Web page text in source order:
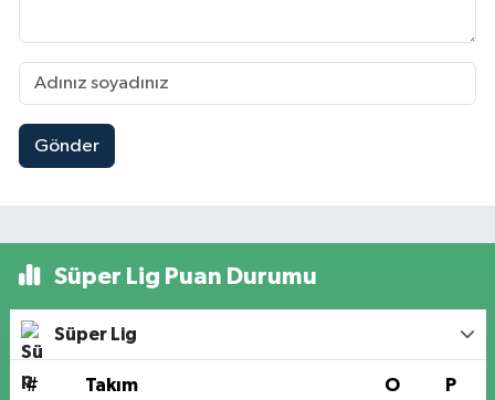
Gönder
Süper Lig Puan Durumu
Süper Lig
# Takım O P